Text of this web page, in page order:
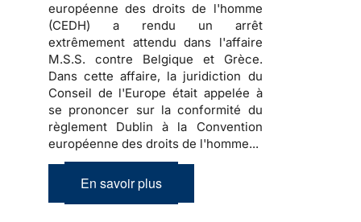
européenne des droits de l'homme
(CEDH) a rendu un arrêt
extrêmement attendu dans l'affaire
M.S.S. contre Belgique et Grèce.
Dans cette affaire, la juridiction du
Conseil de l'Europe était appelée à
se prononcer sur la conformité du
règlement Dublin à la Convention
européenne des droits de l'homme...
En savoir plus